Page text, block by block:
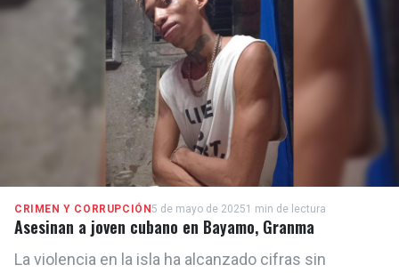
CRIMEN Y CORRUPCIÓN5 de mayo de 20251 min de lectura
Asesinan a joven cubano en Bayamo, Granma
La violencia en la isla ha alcanzado cifras sin